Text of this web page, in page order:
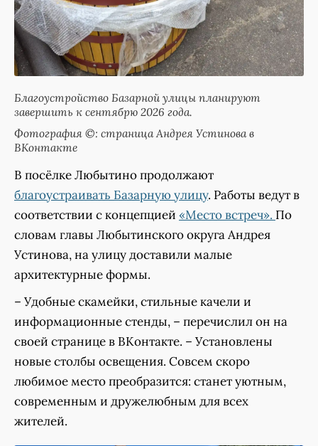
Благоустройство Базарной улицы планируют
завершить к сентябрю 2026 года.
Фотография ©: страница Андрея Устинова в
ВКонтакте
В посёлке Любытино продолжают
благоустраивать Базарную улицу. Работы ведут в
соответствии с концепцией «Место встреч». По
словам главы Любытинского округа Андрея
Устинова, на улицу доставили малые
архитектурные формы.
– Удобные скамейки, стильные качели и
информационные стенды, – перечислил он на
своей странице в ВКонтакте. – Установлены
новые столбы освещения. Совсем скоро
любимое место преобразится: станет уютным,
современным и дружелюбным для всех
жителей.